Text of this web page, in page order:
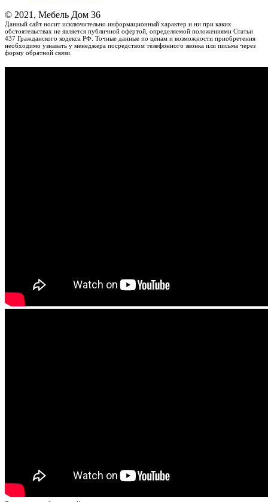
© 2021, Мебель Дом 36
Данный сайт носит исключительно информационный характер и ни при каких
обстоятельствах не является публичной офертой, определяемой положениями Статьи
437 Гражданского кодекса РФ. Точные данные по ценам и возможности приобретения
необходимо узнавать у менеджера посредством телефонного звонка или письма через
форму обратной связи.